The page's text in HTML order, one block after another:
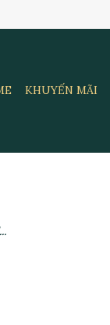
KHUYẾN MÃI